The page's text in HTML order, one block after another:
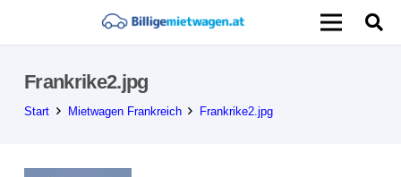
Frankrike2.jpg
Start Mietwagen Frankreich Frankrike2.jpg